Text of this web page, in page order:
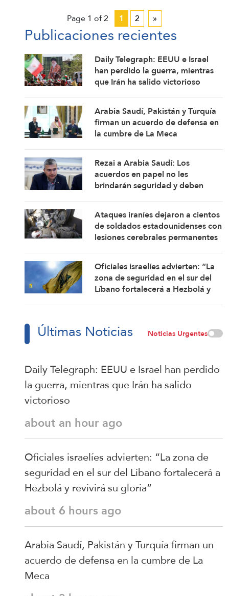
Page 1 of 2 1 2 »
Publicaciones recientes
Daily Telegraph: EEUU e Israel
han perdido la guerra, mientras
que Irán ha salido victorioso
Arabia Saudí, Pakistán y Turquía
firman un acuerdo de defensa en
la cumbre de La Meca
Rezai a Arabia Saudí: Los
acuerdos en papel no les
brindarán seguridad y deben
Ataques iraníes dejaron a cientos
de soldados estadounidenses con
lesiones cerebrales permanentes
Oficiales israelíes advierten: “La
zona de seguridad en el sur del
Líbano fortalecerá a Hezbolá y
Últimas Noticias Noticias Urgentes
Daily Telegraph: EEUU e Israel han perdido
la guerra, mientras que Irán ha salido
victorioso
about an hour ago
Oficiales israelíes advierten: “La zona de
seguridad en el sur del Líbano fortalecerá a
Hezbolá y revivirá su gloria”
about 6 hours ago
Arabia Saudí, Pakistán y Turquía firman un
acuerdo de defensa en la cumbre de La
Meca